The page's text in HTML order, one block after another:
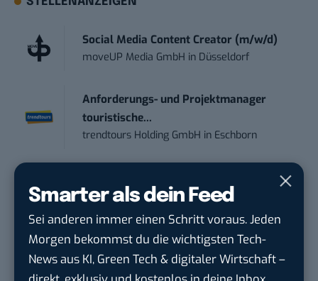
Smarter als dein Feed
Sei anderen immer einen Schritt voraus. Jeden
Morgen bekommst du die wichtigsten Tech-
News aus KI, Green Tech & digitaler Wirtschaft –
Social Media Content Creator (m/w/d)
moveUP Media GmbH in Düsseldorf
Anforderungs- und Projektmanager
touristische...
trendtours Holding GmbH in Eschborn
(m/w/...
Instaffo GmbH Karlsruhe
Marketing Manager – Content
Marketing /...